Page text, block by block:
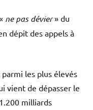
ne pas dévier» du
dépit des appels à
les plus élevés
vient de dépasser le
milliards